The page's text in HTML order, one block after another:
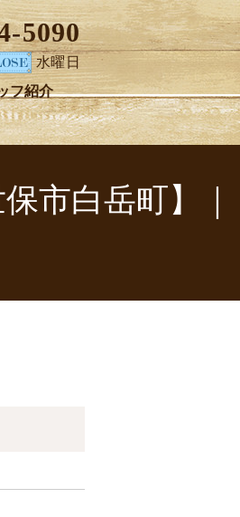
フ紹介
5090
水曜日
市白岳町】｜